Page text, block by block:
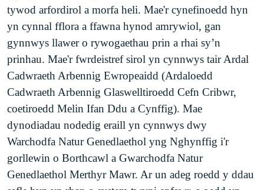
tywod arfordirol a morfa heli. Mae'r cynefinoedd hyn
yn cynnal fflora a ffawna hynod amrywiol, gan
gynnwys llawer o rywogaethau prin a rhai sy’n
prinhau. Mae'r fwrdeistref sirol yn cynnwys tair Ardal
Cadwraeth Arbennig Ewropeaidd (Ardaloedd
Cadwraeth Arbennig Glaswelltiroedd Cefn Cribwr,
coetiroedd Melin Ifan Ddu a Cynffig). Mae
dynodiadau nodedig eraill yn cynnwys dwy
Warchodfa Natur Genedlaethol yng Nghynffig i'r
gorllewin o Borthcawl a Gwarchodfa Natur
Genedlaethol Merthyr Mawr. Ar un adeg roedd y ddau